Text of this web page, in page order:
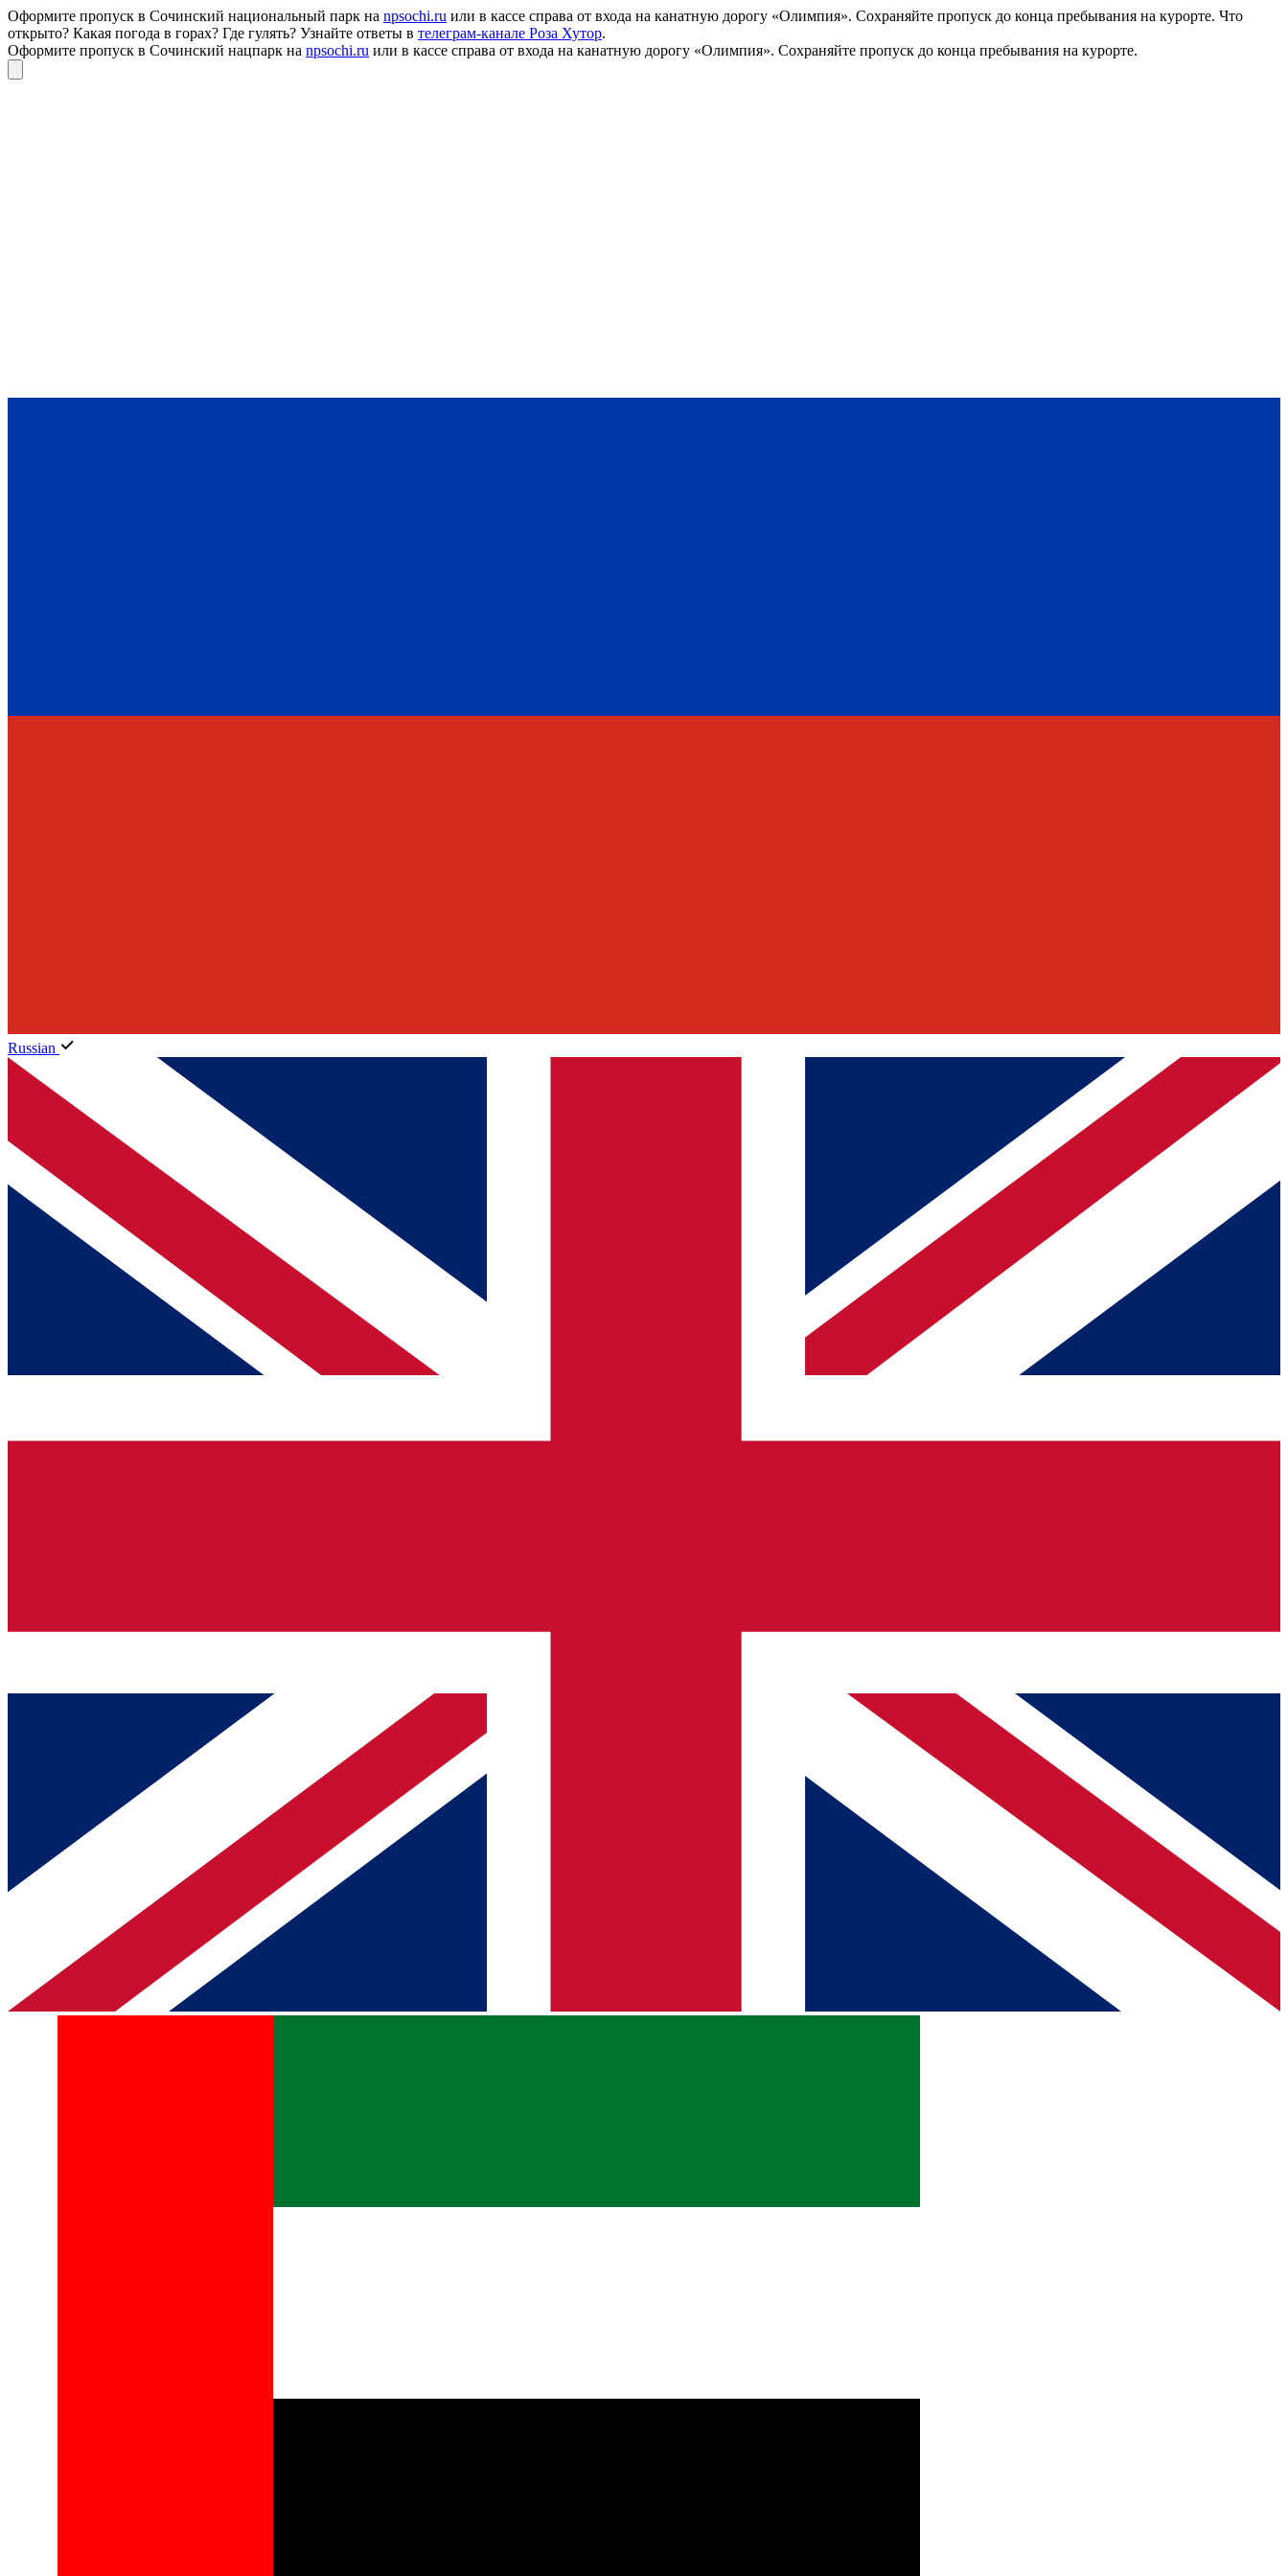
Оформите пропуск в Сочинский национальный парк на npsochi.ru или в кассе справа от входа на канатную дорогу «Олимпия». Сохраняйте пропуск до конца пребывания на курорте. Что
открыто? Какая погода в горах? Где гулять? Узнайте ответы в телеграм-канале Роза Хутор.
Оформите пропуск в Сочинский нацпарк на npsochi.ru или в кассе справа от входа на канатную дорогу «Олимпия». Сохраняйте пропуск до конца пребывания на курорте.
Russian